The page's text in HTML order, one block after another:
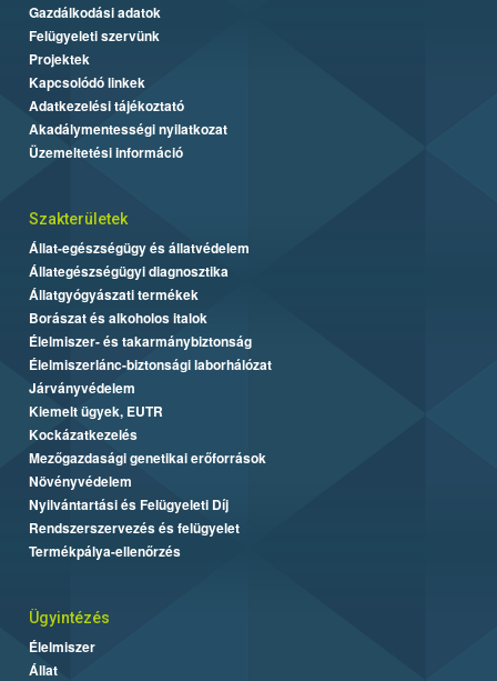
Gazdálkodási adatok
Felügyeleti szervünk
Projektek
Kapcsolódó linkek
Adatkezelési tájékoztató
Akadálymentességi nyilatkozat
Üzemeltetési információ
Szakterületek
Állat-egészségügy és állatvédelem
Állategészségügyi diagnosztika
Állatgyógyászati termékek
Borászat és alkoholos italok
Élelmiszer- és takarmánybiztonság
Élelmiszerlánc-biztonsági laborhálózat
Járványvédelem
Kiemelt ügyek, EUTR
Kockázatkezelés
Mezőgazdasági genetikai erőforrások
Növényvédelem
Nyilvántartási és Felügyeleti Díj
Rendszerszervezés és felügyelet
Termékpálya-ellenőrzés
Ügyintézés
Élelmiszer
Állat